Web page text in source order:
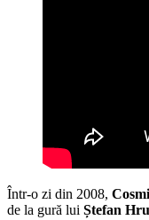
Într-o zi din 2008,
de la gură lui Ștefan